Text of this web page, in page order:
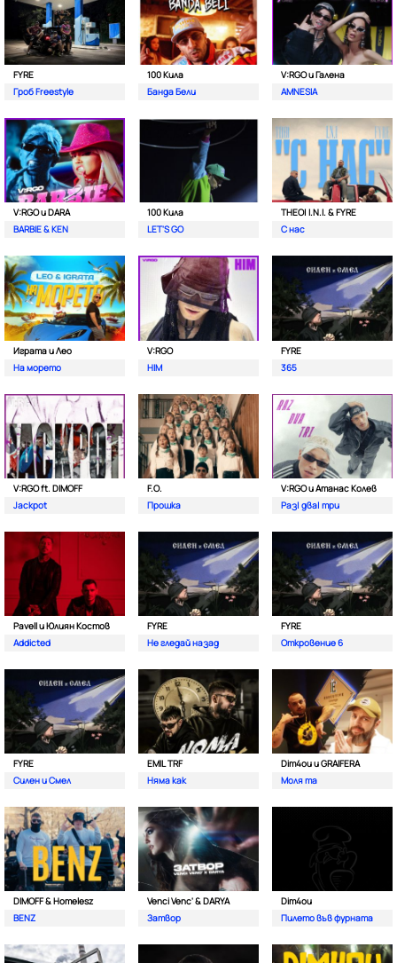
FYRE
Гроб Freestyle
100 Кила
Банда Бели
V:RGO и Галена
AMNESIA
V:RGO и DARA
BARBIE & KEN
100 Кила
LET'S GO
THEO| I.N.I. & FYRE
С нас
Играта и Лео
На морето
V:RGO
HIM
FYRE
365
V:RGO ft. DIMOFF
Jackpot
F.O.
Прошка
V:RGO и Атанас Колев
Раз| два| три
Pavell и Юлиян Костов
Addicted
FYRE
Не гледай назад
FYRE
Откровение 6
FYRE
Силен и Смел
EMIL TRF
Няма как
Dim4ou и GRAIFERA
Моля та
DIMOFF & Homelesz
BENZ
Venci Venc' & DARYA
Затвор
Dim4ou
Пилето във фурната